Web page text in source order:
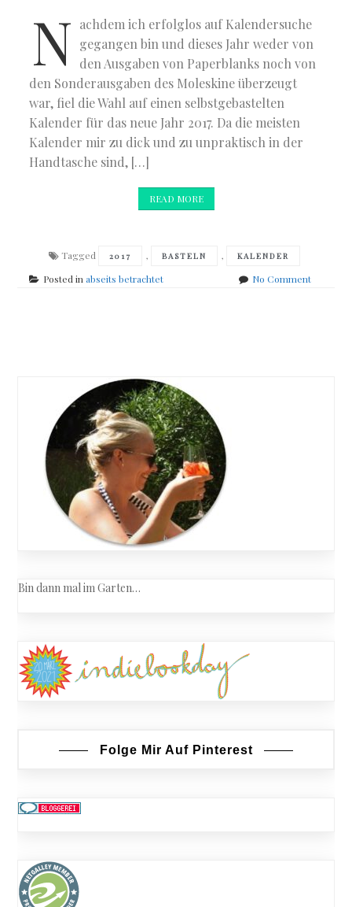
N achdem ich erfolglos auf Kalendersuche
gegangen bin und dieses Jahr weder von
den Ausgaben von Paperblanks noch von
den Sonderausgaben des Moleskine überzeugt
war, fiel die Wahl auf einen selbstgebastelten
Kalender für das neue Jahr 2017. Da die meisten
Kalender mir zu dick und zu unpraktisch in der
Handtasche sind, […]
READ MORE
Tagged 2017 , BASTELN , KALENDER
Posted inabseits betrachtet No Commenton
navigation
Bin dann mal im Garten…
Folge Mir Auf Pinterest